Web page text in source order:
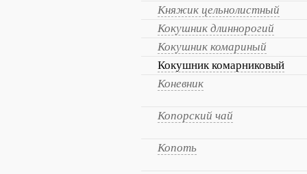
Княжик цельнолистный
Кокушник длиннорогий
Кокушник комариный
Кокушник комарниковый
Коневник
Копорский чай
Копоть